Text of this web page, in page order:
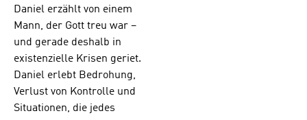
Daniel erzählt von einem
Mann, der Gott treu war –
und gerade deshalb in
existenzielle Krisen geriet.
Daniel erlebt Bedrohung,
Verlust von Kontrolle und
Situationen, die jedes